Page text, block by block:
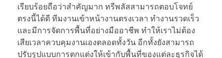
เรียบร้อยถือว่าสำคัญมาก ทรีพลัสสามารถตอบโจทย์
ตรงนี้ได้ดี ทีมงานเข้าหน้างานตรงเวลา ทำงานรวดเร็ว
และมีการจัดการพื้นที่อย่างมืออาชีพ ทำให้เราไม่ต้อง
เสียเวลาควบคุมงานเองตลอดทั้งวัน อีกทั้งยังสามารถ
ปรับรูปแบบการตกแต่งให้เข้ากับพื้นที่ของแต่ละธุรกิจได้